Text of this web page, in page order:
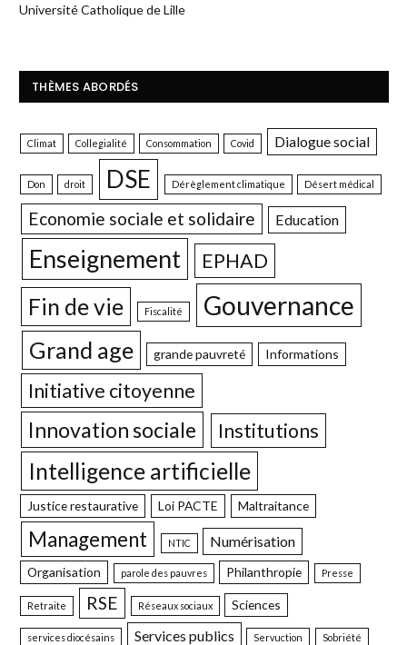
Université Catholique de Lille
THÈMES ABORDÉS
Climat Collegialité Consommation Covid Dialogue social
Don droit DSE Dérèglement climatique Désert médical
Economie sociale et solidaire Education
Enseignement EPHAD
Fin de vie Fiscalité Gouvernance
Grand age grande pauvreté Informations
Initiative citoyenne
Innovation sociale Institutions
Intelligence artificielle
Justice restaurative Loi PACTE Maltraitance
Management NTIC Numérisation
Organisation parole des pauvres Philanthropie Presse
Retraite RSE Réseaux sociaux Sciences
services diocésains Services publics Servuction Sobriété